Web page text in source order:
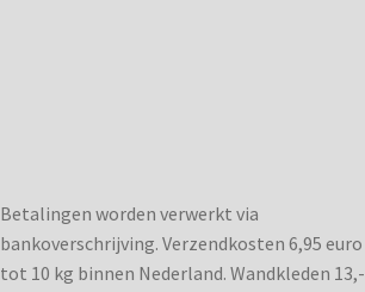
Betalingen worden verwerkt via
bankoverschrijving. Verzendkosten 6,95 euro
tot 10 kg binnen Nederland. Wandkleden 13,-